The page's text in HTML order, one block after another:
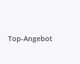
Top-Angebot